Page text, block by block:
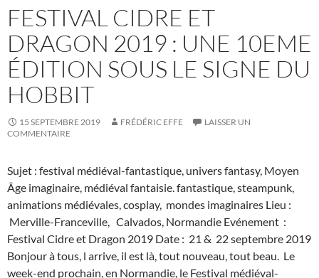
FESTIVAL CIDRE ET
DRAGON 2019 : UNE 10EME
ÉDITION SOUS LE SIGNE DU
HOBBIT
15 SEPTEMBRE 2019 FRÉDÉRIC EFFE
LAISSER UN
COMMENTAIRE
Sujet : festival médiéval-fantastique, univers fantasy, Moyen
Âge imaginaire, médiéval fantaisie. fantastique, steampunk,
animations médiévales, cosplay, mondes imaginaires Lieu :
Merville-Franceville, Calvados, Normandie Evénement :
Festival Cidre et Dragon 2019 Date : 21 & 22 septembre 2019
Bonjour à tous, l arrive, il est là, tout nouveau, tout beau. Le
week-end prochain, en Normandie, le Festival médiéval-